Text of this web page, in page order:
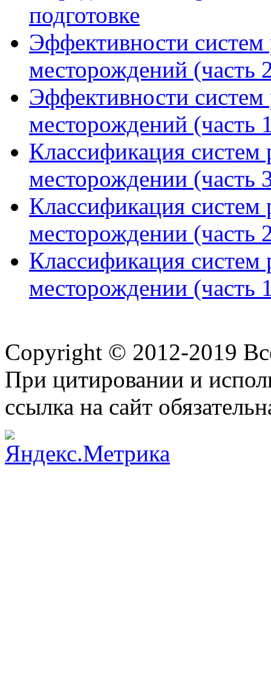
подготовке
Эффективности систем
месторождений (часть
Эффективности систем
месторождений (часть
Классификация систем
месторождении (часть
Классификация систем
месторождении (часть
Классификация систем
месторождении (часть
Copyright © 2012-2019
При цитировании и
ссылка на сайт